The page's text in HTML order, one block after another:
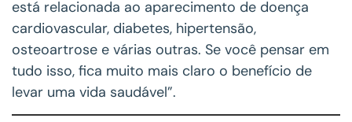
está relacionada ao aparecimento de doença
cardiovascular, diabetes, hipertensão,
osteoartrose e várias outras. Se você pensar em
tudo isso, fica muito mais claro o benefício de
levar uma vida saudável”.